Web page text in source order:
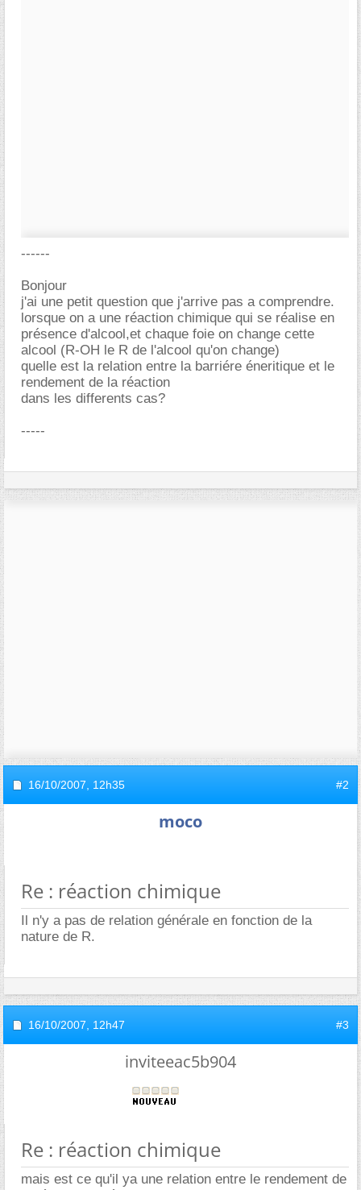
------
Bonjour
j'ai une petit question que j'arrive pas a comprendre.
lorsque on a une réaction chimique qui se réalise en
présence d'alcool,et chaque foie on change cette
alcool (R-OH le R de l'alcool qu'on change)
quelle est la relation entre la barriére éneritique et le
rendement de la réaction
dans les differents cas?
-----
16/10/2007, 12h35 #2
moco
Re : réaction chimique
Il n'y a pas de relation générale en fonction de la
nature de R.
16/10/2007, 12h47 #3
inviteeac5b904
Re : réaction chimique
mais est ce qu'il ya une relation entre le rendement de